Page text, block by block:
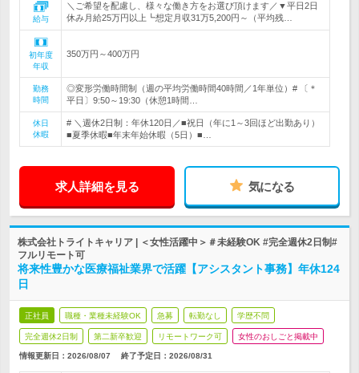
給与
＼ご希望を配慮し、様々な働き方をお選び頂けます／▼平日2日
休み月給25万円以上┗想定月収31万5,200円～（平均残…
初年度
年収
350万円～400万円
勤務
時間
◎変形労働時間制（週の平均労働時間40時間／1年単位）# 〔＊
平日〕9:50～19:30（休憩1時間…
休日
休暇
# ＼週休2日制：年休120日／■祝日（年に1～3回ほど出勤あり）
■夏季休暇■年末年始休暇（5日）■…
求人詳細を見る 気になる
株式会社トライトキャリア | ＜女性活躍中＞＃未経験OK #完全週休2日制#
フルリモート可
将来性豊かな医療福祉業界で活躍【アシスタント事務】年休124
日
正社員 職種・業種未経験OK 急募 転勤なし 学歴不問
完全週休2日制 第二新卒歓迎 リモートワーク可 女性のおしごと掲載中
情報更新日：2026/08/07 終了予定日： 2026/08/31